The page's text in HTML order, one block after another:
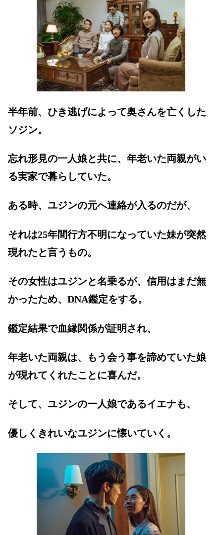
半年前、ひき逃げによって奥さんを亡くした
ソジン。
忘れ形見の一人娘と共に、年老いた両親がい
る実家で暮らしていた。
ある時、ユジンの元へ連絡が入るのだが、
それは25年間行方不明になっていた妹が突然
現れたと言うもの。
その女性はユジンと名乗るが、信用はまだ無
かったため、DNA鑑定をする。
鑑定結果で血縁関係が証明され、
年老いた両親は、もう会う事を諦めていた娘
が現れてくれたことに喜んだ。
そして、ユジンの一人娘であるイエナも、
優しくきれいなユジンに懐いていく。